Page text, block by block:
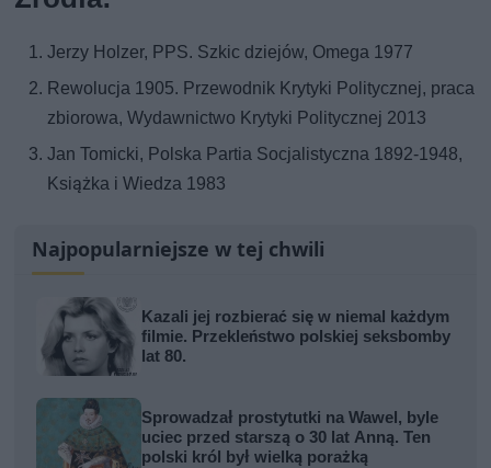
Jerzy Holzer, PPS. Szkic dziejów, Omega 1977
Rewolucja 1905. Przewodnik Krytyki Politycznej, praca
zbiorowa, Wydawnictwo Krytyki Politycznej 2013
Jan Tomicki, Polska Partia Socjalistyczna 1892-1948,
Książka i Wiedza 1983
Najpopularniejsze w tej chwili
Kazali jej rozbierać się w niemal każdym
filmie. Przekleństwo polskiej seksbomby
lat 80.
Sprowadzał prostytutki na Wawel, byle
uciec przed starszą o 30 lat Anną. Ten
polski król był wielką porażką